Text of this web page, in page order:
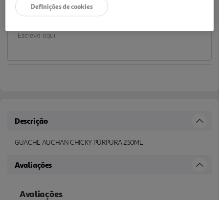
Notas de preparação
Descrição
GUACHE AUCHAN CHICKY PÚRPURA 250ML
Avaliações
Definições de cookies